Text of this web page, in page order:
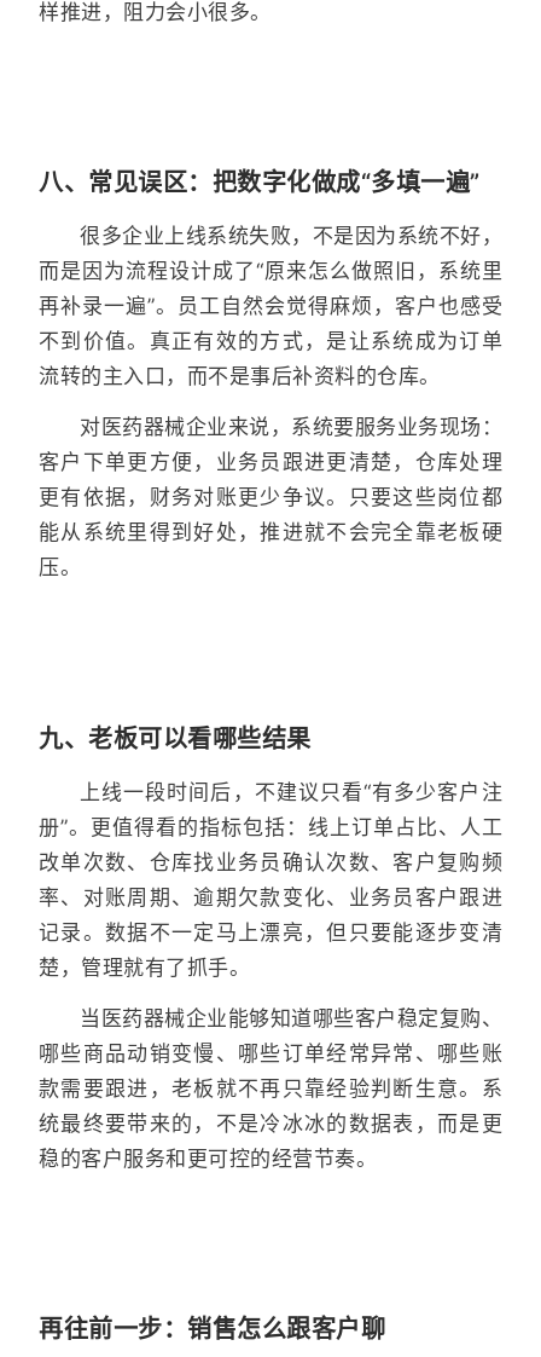
样推进，阻力会小很多。
八、常见误区：把数字化做成“多填一遍”
很多企业上线系统失败，不是因为系统不好，
而是因为流程设计成了“原来怎么做照旧，系统里
再补录一遍”。员工自然会觉得麻烦，客户也感受
不到价值。真正有效的方式，是让系统成为订单
流转的主入口，而不是事后补资料的仓库。
对医药器械企业来说，系统要服务业务现场：
客户下单更方便，业务员跟进更清楚，仓库处理
更有依据，财务对账更少争议。只要这些岗位都
能从系统里得到好处，推进就不会完全靠老板硬
压。
九、老板可以看哪些结果
上线一段时间后，不建议只看“有多少客户注
册”。更值得看的指标包括：线上订单占比、人工
改单次数、仓库找业务员确认次数、客户复购频
率、对账周期、逾期欠款变化、业务员客户跟进
记录。数据不一定马上漂亮，但只要能逐步变清
楚，管理就有了抓手。
当医药器械企业能够知道哪些客户稳定复购、
哪些商品动销变慢、哪些订单经常异常、哪些账
款需要跟进，老板就不再只靠经验判断生意。系
统最终要带来的，不是冷冰冰的数据表，而是更
稳的客户服务和更可控的经营节奏。
再往前一步：销售怎么跟客户聊